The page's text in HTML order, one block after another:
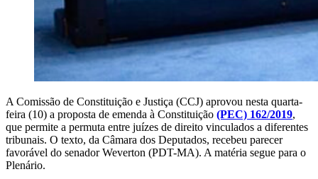
A Comissão de Constituição e Justiça (CCJ) aprovou nesta quarta-
feira (10) a proposta de emenda à Constituição (PEC) 162/2019,
que permite a permuta entre juízes de direito vinculados a diferentes
tribunais. O texto, da Câmara dos Deputados, recebeu parecer
favorável do senador Weverton (PDT-MA). A matéria segue para o
Plenário.